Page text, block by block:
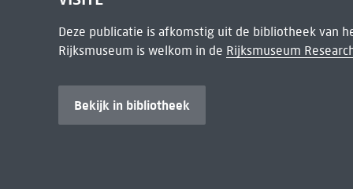
Deze publicatie is afkomstig uit de bibliotheek van
Rijksmuseum is welkom in de Rijksmuseum
Bekijk in bibliotheek